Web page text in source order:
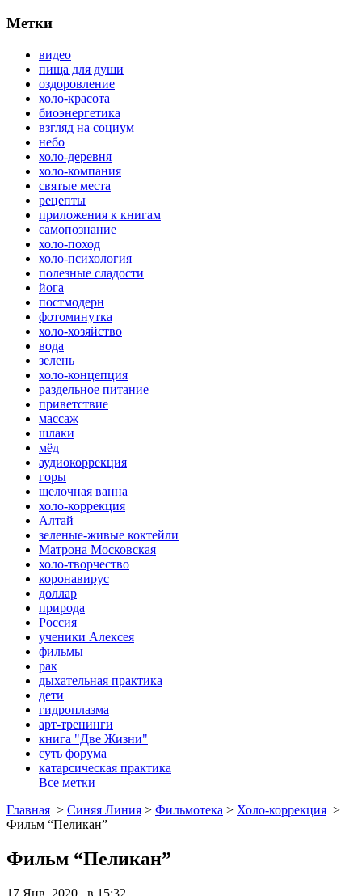
Метки
видео
пища для души
оздоровление
холо-красота
биоэнергетика
взгляд на социум
небо
холо-деревня
холо-компания
святые места
рецепты
приложения к книгам
самопознание
холо-поход
холо-психология
полезные сладости
йога
постмодерн
фотоминутка
холо-хозяйство
вода
зелень
холо-концепция
раздельное питание
приветствие
массаж
шлаки
мёд
аудиокоррекция
горы
щелочная ванна
холо-коррекция
Алтай
зеленые-живые коктейли
Матрона Московская
холо-творчество
коронавирус
доллар
природа
Россия
ученики Алексея
фильмы
рак
дыхательная практика
дети
гидроплазма
арт-тренинги
книга "Две Жизни"
суть форума
катарсическая практика
Все метки
Главная > Синяя Линия > Фильмотека > Холо-коррекция >
Фильм “Пеликан”
Фильм “Пеликан”
17 Янв, 2020 в 15:32